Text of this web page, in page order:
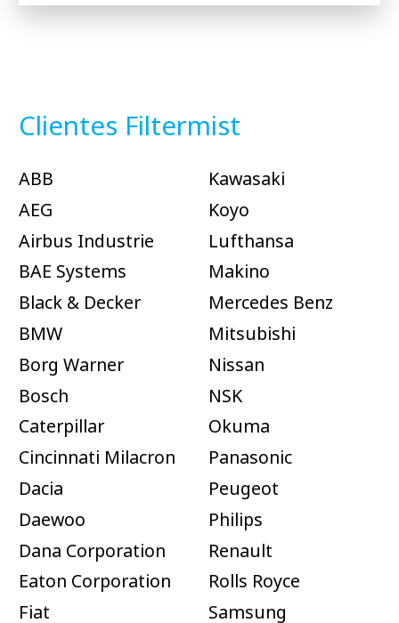
Clientes Filtermist
ABB
AEG
Airbus Industrie
BAE Systems
Black & Decker
BMW
Borg Warner
Bosch
Caterpillar
Cincinnati Milacron
Dacia
Daewoo
Dana Corporation
Eaton Corporation
Fiat
Kawasaki
Koyo
Lufthansa
Makino
Mercedes Benz
Mitsubishi
Nissan
NSK
Okuma
Panasonic
Peugeot
Philips
Renault
Rolls Royce
Samsung